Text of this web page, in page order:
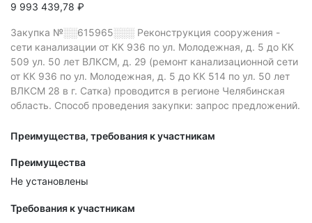
9 993 439,78 ₽
Закупка №░░615965░░░ Реконструкция сооружения -
сети канализации от КК 936 по ул. Молодежная, д. 5 до КК
509 ул. 50 лет ВЛКСМ, д. 29 (ремонт канализационной сети
от КК 936 по ул. Молодежная, д. 5 до КК 514 по ул. 50 лет
ВЛКСМ 28 в г. Сатка) проводится в регионе Челябинская
область. Способ проведения закупки: запрос предложений.
Преимущества, требования к участникам
Преимущества
Не установлены
Требования к участникам